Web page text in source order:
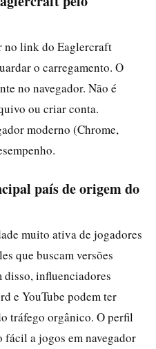
no link do Eaglercraft
o carregamento. O
no navegador. Não é
ou criar conta.
moderno (Chrome,
país de origem do
muito ativa de jogadores
que buscam versões
disso, influenciadores
e YouTube podem ter
tráfego orgânico. O perfil
fácil a jogos em navegador